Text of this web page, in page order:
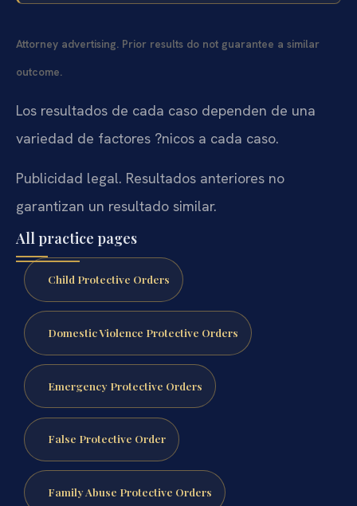
Attorney advertising. Prior results do not guarantee a similar
outcome.
Los resultados de cada caso dependen de una
variedad de factores ?nicos a cada caso.
Publicidad legal. Resultados anteriores no
garantizan un resultado similar.
All practice pages
Child Protective Orders
Domestic Violence Protective Orders
Emergency Protective Orders
False Protective Order
Family Abuse Protective Orders